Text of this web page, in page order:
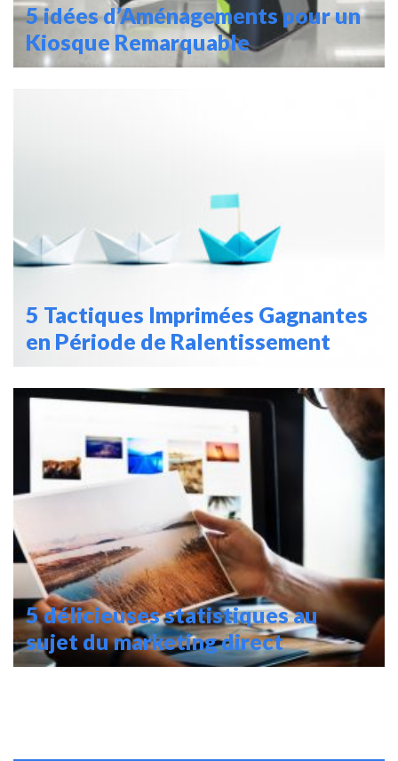
5 idées d’Aménagements pour un
Kiosque Remarquable
5 Tactiques Imprimées Gagnantes
en Période de Ralentissement
5 délicieuses statistiques au
sujet du marketing direct